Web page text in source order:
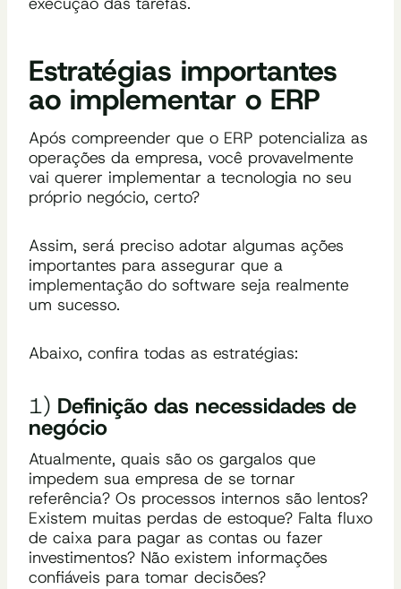
Estratégias importantes
ao implementar o ERP
Após compreender que o ERP potencializa as
operações da empresa, você provavelmente
vai querer implementar a tecnologia no seu
próprio negócio, certo?
Assim, será preciso adotar algumas ações
importantes para assegurar que a
implementação do software seja realmente
um sucesso.
Abaixo, confira todas as estratégias:
1) Definição das necessidades de
negócio
Atualmente, quais são os gargalos que
impedem sua empresa de se tornar
referência? Os processos internos são lentos?
Existem muitas perdas de estoque? Falta fluxo
de caixa para pagar as contas ou fazer
investimentos? Não existem informações
confiáveis para tomar decisões?